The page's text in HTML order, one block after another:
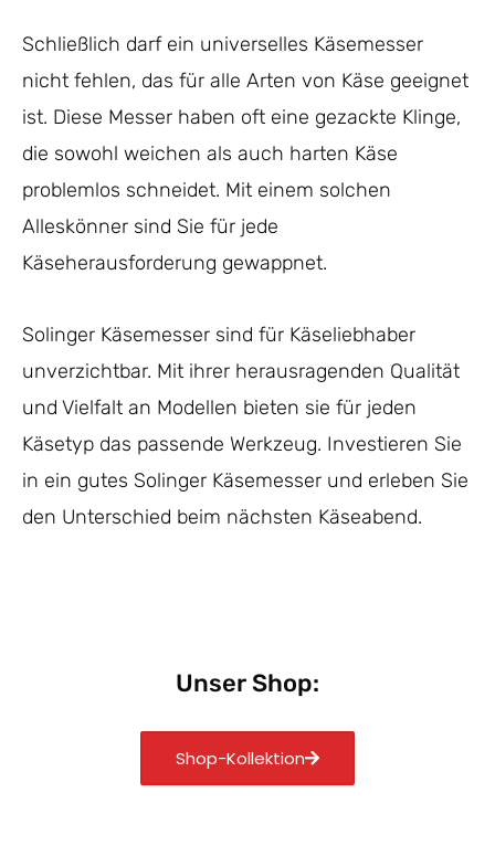
Schließlich darf ein universelles Käsemesser
nicht fehlen, das für alle Arten von Käse geeignet
ist. Diese Messer haben oft eine gezackte Klinge,
die sowohl weichen als auch harten Käse
problemlos schneidet. Mit einem solchen
Alleskönner sind Sie für jede
Käseherausforderung gewappnet.
Solinger Käsemesser sind für Käseliebhaber
unverzichtbar. Mit ihrer herausragenden Qualität
und Vielfalt an Modellen bieten sie für jeden
Käsetyp das passende Werkzeug. Investieren Sie
in ein gutes Solinger Käsemesser und erleben Sie
den Unterschied beim nächsten Käseabend.
Unser Shop:
Shop-Kollektion